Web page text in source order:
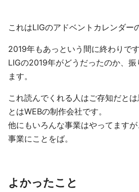
これはLIGのアドベントカレンダー
2019年もあっという間に終わりです
LIGの2019年がどうだったのか、
ます。
これ読んでくれる人はご存知だと
とはWEBの制作会社です。
他にもいろんな事業はやってます
事業にことをば。
よかったこと